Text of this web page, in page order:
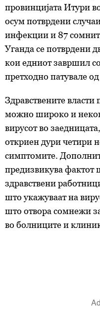
провинцијата Итури
осум потврдени
инфекции и 87
Уганда се потврдени
кои едниот завршил
претходно патувале
Здравствените власти
можно широко и
вирусот во
откриен дури четири
симптомите.
предизвикува фактот
здравствени
што укажуваат на
што отвора сомнежи
во болниците и